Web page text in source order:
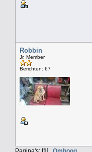
Robbin
Jr. Member
Berichten: 67
Pagina's: [1] Omhoog